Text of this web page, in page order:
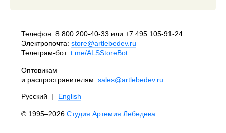
Телефон: 8 800 200-40-33 или +7 495 105-91-24
Электропочта: store@artlebedev.ru
Телеграм-бот: t.me/ALSStoreBot
Оптовикам
и распространителям: sales@artlebedev.ru
Русский | English
© 1995–2026 Студия Артемия Лебедева